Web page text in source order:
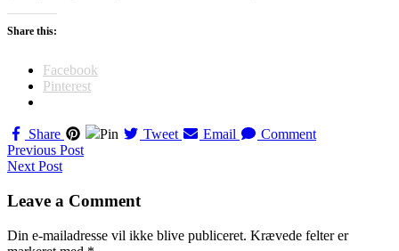
Share this:
Facebook
Pinterest
Share Pin Tweet Email Comment
Navigation
til
indlæg
Previous Post
Next Post
Leave a Comment
Din e-mailadresse vil ikke blive publiceret. Krævede felter er